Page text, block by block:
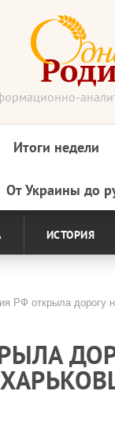
Итоги недели
От Украины до
ИСТОРИЯ
РФ открыла дорогу